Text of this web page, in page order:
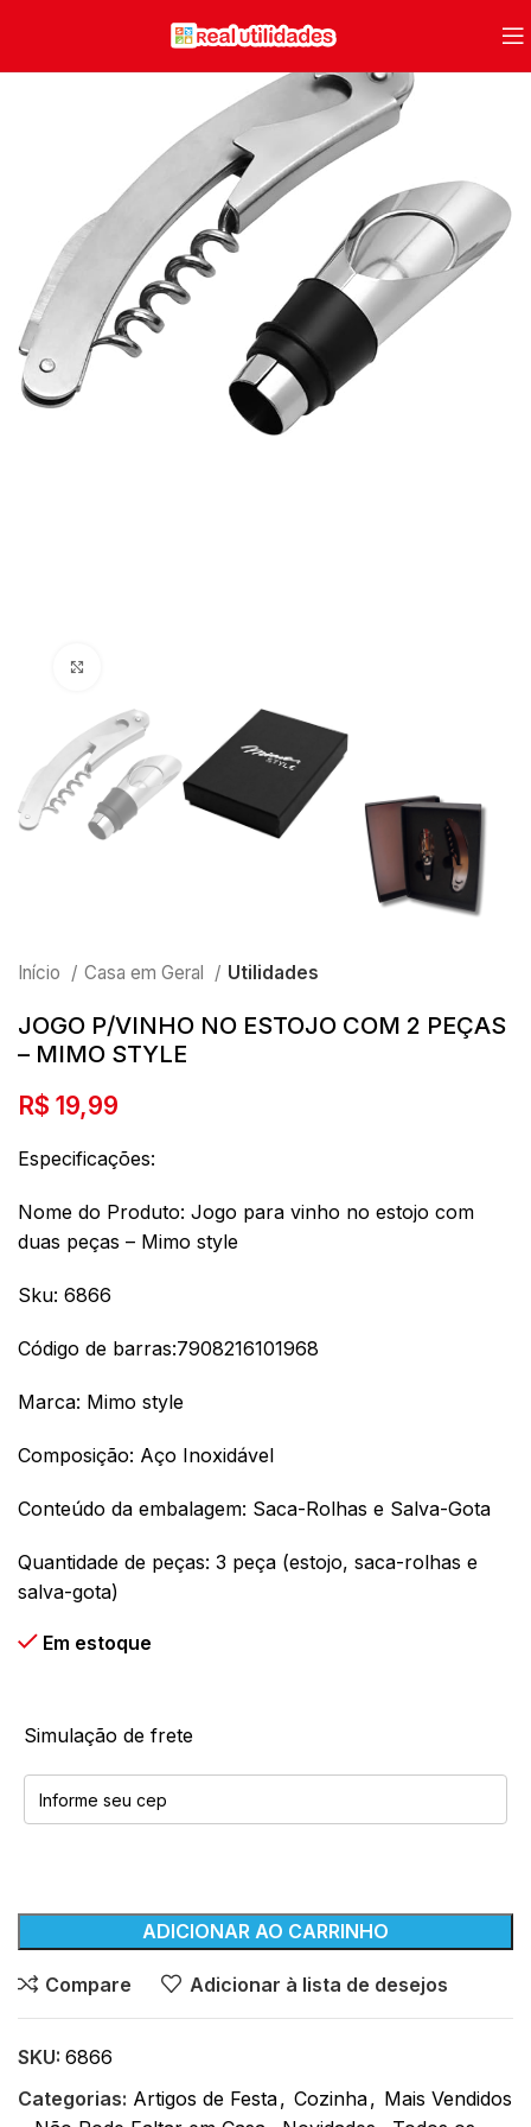
Início Casa em Geral Utilidades
JOGO P/VINHO NO ESTOJO COM 2 PEÇAS
– MIMO STYLE
R$ 19,99
Especificações:
Nome do Produto: Jogo para vinho no estojo com
duas peças – Mimo style
Sku: 6866
Código de barras:7908216101968
Marca: Mimo style
Composição: Aço Inoxidável
Conteúdo da embalagem: Saca-Rolhas e Salva-Gota
Quantidade de peças: 3 peça (estojo, saca-rolhas e
salva-gota)
Em estoque
Simulação de frete
ADICIONAR AO CARRINHO
Compare Adicionar à lista de desejos
SKU: 6866
Categorias: Artigos de Festa, Cozinha, Mais Vendidos